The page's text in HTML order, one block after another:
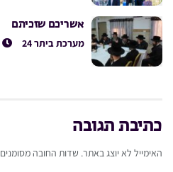
אשריכם שזכיתם
מערכת ביתר 24
כתיבת תגובה
האימייל לא יוצג באתר. שדות החובה מסומנים